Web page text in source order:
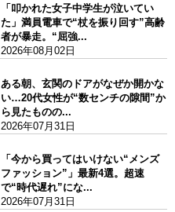
「叩かれた女子中学生が泣いてい
た」満員電車で“杖を振り回す”高齢
者が暴走。“屈強...
2026年08月02日
ある朝、玄関のドアがなぜか開かな
い…20代女性が“数センチの隙間”か
ら見たものの...
2026年07月31日
「今から買ってはいけない“メンズ
ファッション”」最新4選。超速
で“時代遅れ”にな...
2026年07月31日